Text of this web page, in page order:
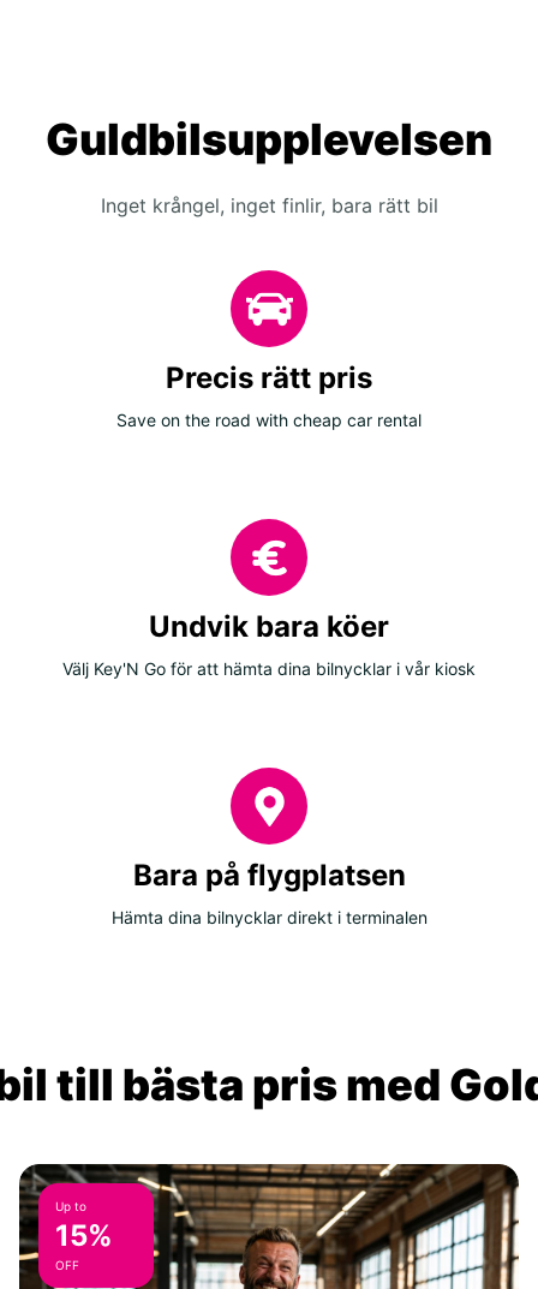
Guldbilsupplevelsen
Inget krångel, inget finlir, bara rätt bil
Precis rätt pris
Save on the road with cheap car rental
Undvik bara köer
Välj Key'N Go för att hämta dina bilnycklar i vår kiosk
Bara på flygplatsen
Hämta dina bilnycklar direkt i terminalen
till bästa pris med
Up to
15%
OFF